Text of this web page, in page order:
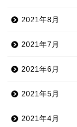
2021年8月
2021年7月
2021年6月
2021年5月
2021年4月